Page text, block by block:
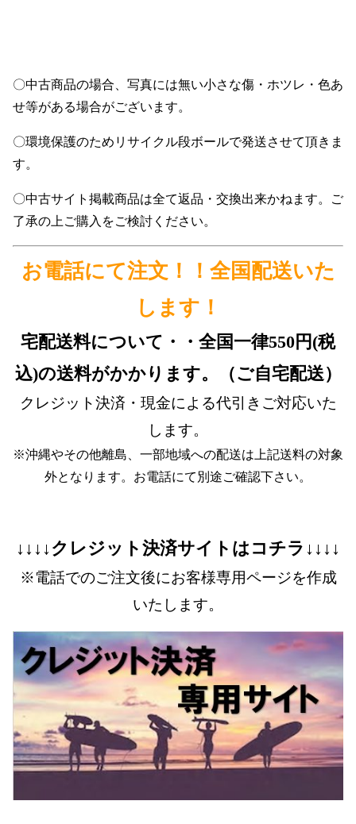
〇中古商品の場合、写真には無い小さな傷・ホツレ・色あ
せ等がある場合がございます。
〇環境保護のためリサイクル段ボールで発送させて頂きま
す。
〇中古サイト掲載商品は全て返品・交換出来かねます。ご
了承の上ご購入をご検討ください。
お電話にて注文！！全国配送いた
します！
宅配送料について・・全国一律550円(税
込)の送料がかかります。（ご自宅配送）
クレジット決済・現金による代引きご対応いた
します。
※沖縄やその他離島、一部地域への配送は上記送料の対象
外となります。お電話にて別途ご確認下さい。
↓↓↓↓クレジット決済サイトはコチラ↓↓↓↓
※電話でのご注文後にお客様専用ページを作成
いたします。